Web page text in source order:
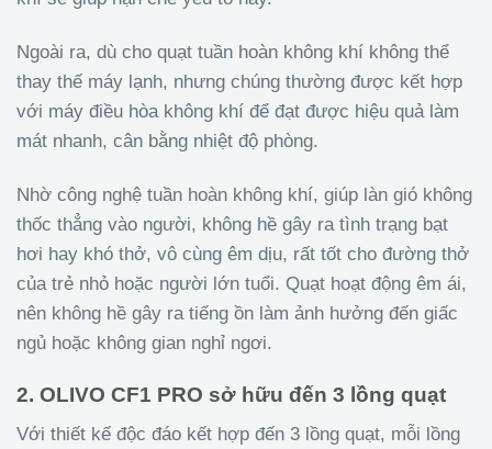
Ngoài ra, dù cho quạt tuần hoàn không khí không thể
thay thế máy lạnh, nhưng chúng thường được kết hợp
với máy điều hòa không khí để đạt được hiệu quả làm
mát nhanh, cân bằng nhiệt độ phòng.
Nhờ công nghệ tuần hoàn không khí, giúp làn gió không
thốc thẳng vào người, không hề gây ra tình trạng bạt
hơi hay khó thở, vô cùng êm dịu, rất tốt cho đường thở
của trẻ nhỏ hoặc người lớn tuổi. Quạt hoạt động êm ái,
nên không hề gây ra tiếng ồn làm ảnh hưởng đến giấc
ngủ hoặc không gian nghỉ ngơi.
2. OLIVO CF1 PRO sở hữu đến 3 lồng quạt
Với thiết kế độc đáo kết hợp đến 3 lồng quạt, mỗi lồng